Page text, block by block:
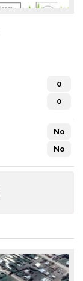
0
0
No
No